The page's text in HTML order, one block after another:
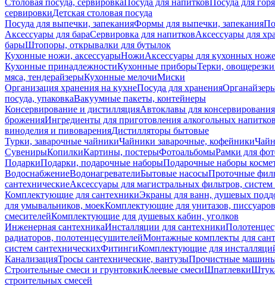
Столовая посуда, сервировкаПосуда для напитковПосуда для
сервировкиДетская столовая посуда
Посуда для выпечки, запеканияФормы для выпечки, запекания
Аксессуары для бараСервировка для напитковАксессуары для
барыШтопоры, открывалки для бутылок
Кухонные ножи, аксессуарыНожиАксессуары для кухонных
Кухонные принадлежностиКухонные приборыТерки, овощерезки
мяса, тендерайзерыКухонные мелочиМиски
Организация хранения на кухнеПосуда для хранения
посуда, упаковкаВакуумные пакеты, контейнеры
Консервирование и дистилляцияАвтоклавы для консервирования
броженияИнгредиенты для приготовления алкогольных напитков
виноделия и пивоваренияДистилляторы бытовые
Турки, заварочные чайникиЧайники заварочные, кофейники
СувенирыКопилкиКартины, постерыФотоальбомыРамки для
ПодаркиПодарки, подарочные наборыПодарочные наборы
ВодоснабжениеВодонагревателиБытовые насосыПроточные
сантехническиеАксессуары для магистральных фильтров, систем
Комплектующие для сантехникиЭкраны для ванн, душевых
для умывальников, моекКомплектующие для унитазов,
смесителейКомплектующие для душевых кабин, уголков
Инженерная сантехникаИнсталляции для сантехники
радиаторов, полотенцесушителейМонтажные комплекты для
систем сантехническихФитингиКомплектующие для
КанализацияТросы сантехнические, вантузыПрочистные
Строительные смеси и грунтовкиКлеевые смесиШпатлевки
строительных смесей